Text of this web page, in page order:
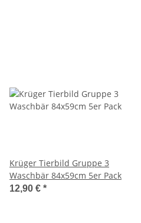
Krüger Tierbild Gruppe 3
Waschbär 84x59cm 5er Pack
12,90 € *